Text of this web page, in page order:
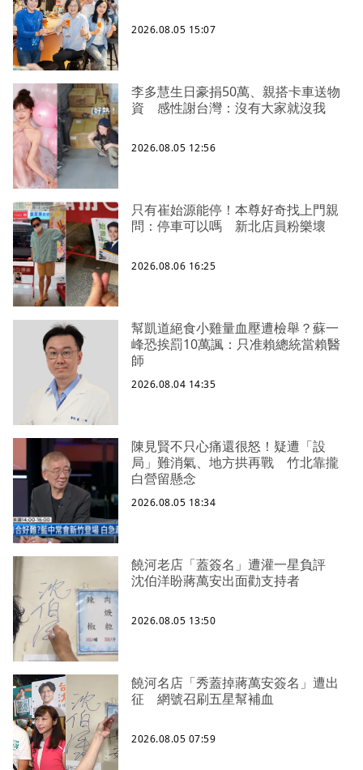
2026.08.05 15:07
李多慧生日豪捐50萬、親搭卡車送物
資 感性謝台灣：沒有大家就沒我
2026.08.05 12:56
只有崔始源能停！本尊好奇找上門親
問：停車可以嗎 新北店員粉樂壞
2026.08.06 16:25
幫凱道絕食小雞量血壓遭檢舉？蘇一
峰恐挨罰10萬諷：只准賴總統當賴醫
師
2026.08.04 14:35
陳見賢不只心痛還很怒！疑遭「設
局」難消氣、地方拱再戰 竹北靠攏
白營留懸念
2026.08.05 18:34
饒河老店「蓋簽名」遭灌一星負評
沈伯洋盼蔣萬安出面勸支持者
2026.08.05 13:50
饒河名店「秀蓋掉蔣萬安簽名」遭出
征 網號召刷五星幫補血
2026.08.05 07:59